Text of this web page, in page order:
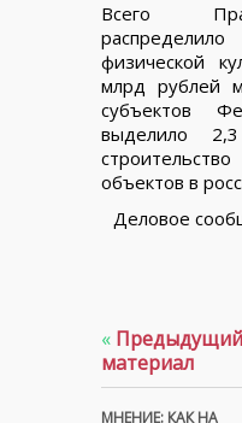
Всего
физической
млрд рублей
субъектов
выделило
объектов в
Деловое
« Предыдущий
материал
МНЕНИЕ: КАК НА